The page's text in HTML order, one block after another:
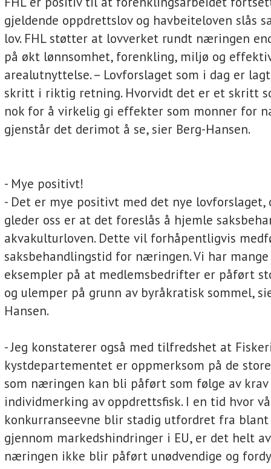
gjeldende oppdrettslov og havbeiteloven slås
lov. FHL støtter at lovverket rundt næringen
på økt lønnsomhet, forenkling, miljø og
arealutnyttelse. – Lovforslaget som i dag er
skritt i riktig retning. Hvorvidt det er et skritt
nok for å virkelig gi effekter som monner for
gjenstår det derimot å se, sier Berg-Hansen.
- Mye positivt!
- Det er mye positivt med det nye lovforslaget,
gleder oss er at det foreslås å hjemle
akvakulturloven. Dette vil forhåpentligvis
saksbehandlingstid for næringen. Vi har
eksempler på at medlemsbedrifter er påført
og ulemper på grunn av byråkratisk sommel,
Hansen.
- Jeg konstaterer også med tilfredshet at
kystdepartementet er oppmerksom på de
som næringen kan bli påført som følge av krav
individmerking av oppdrettsfisk. I en tid hvor
konkurranseevne blir stadig utfordret fra
gjennom markedshindringer i EU, er det helt
næringen ikke blir påført unødvendige og